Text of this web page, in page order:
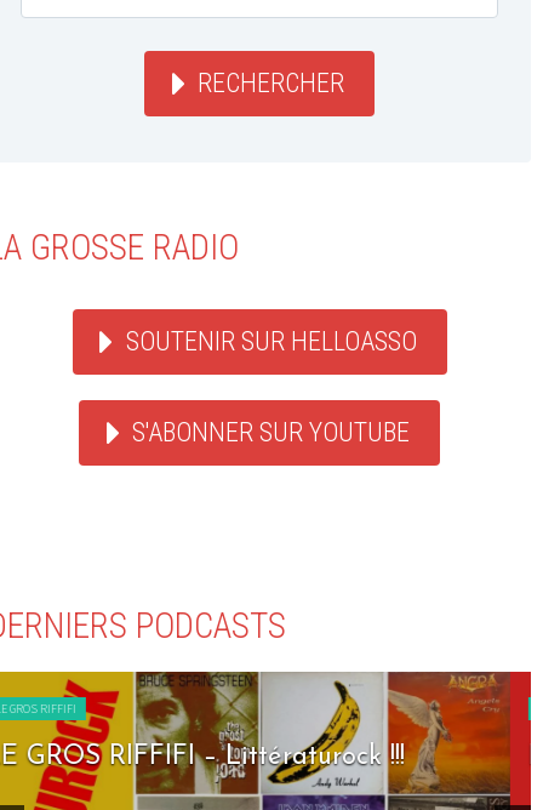
RECHERCHER
GROSSE RADIO
SOUTENIR SUR HELLOASSO
S'ABONNER SUR YOUTUBE
PODCASTS
LE GROS RIFFIFI
LE GROS RIFFIFI – Seven Days To Rock !!!